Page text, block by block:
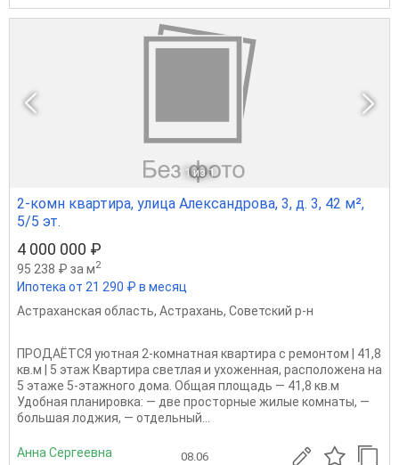
1 из 1
2-комн квартира, улица Александрова, 3, д. 3, 42 м²,
5/5 эт.
4 000 000 ₽
95 238 ₽ за м2
Ипотека от 21 290 ₽ в месяц
Астраханская область, Астрахань, Советский р-н
ПРОДАЁТСЯ уютная 2-комнатная квартира с ремонтом | 41,8
кв.м | 5 этаж Квартира светлая и ухоженная, расположена на
5 этаже 5-этажного дома. Общая площадь — 41,8 кв.м
Удобная планировка: — две просторные жилые комнаты, —
большая лоджия, — отдельный...
Анна Сергеевна 08.06